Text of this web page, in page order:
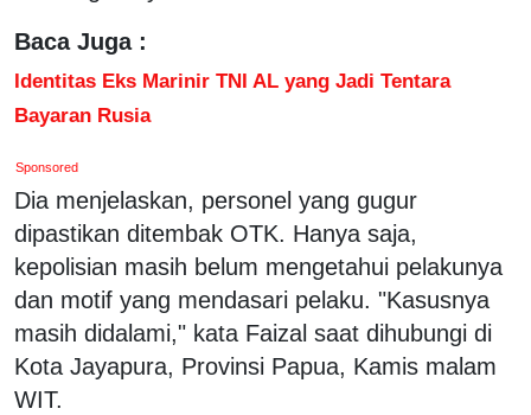
Baca Juga :
Identitas Eks Marinir TNI AL yang Jadi Tentara
Bayaran Rusia
Sponsored
Dia menjelaskan, personel yang gugur
dipastikan ditembak OTK. Hanya saja,
kepolisian masih belum mengetahui pelakunya
dan motif yang mendasari pelaku. "Kasusnya
masih didalami," kata Faizal saat dihubungi di
Kota Jayapura, Provinsi Papua, Kamis malam
WIT.